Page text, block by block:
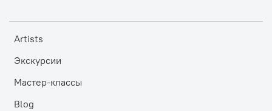
Artists
Экскурсии
Мастер-классы
Blog